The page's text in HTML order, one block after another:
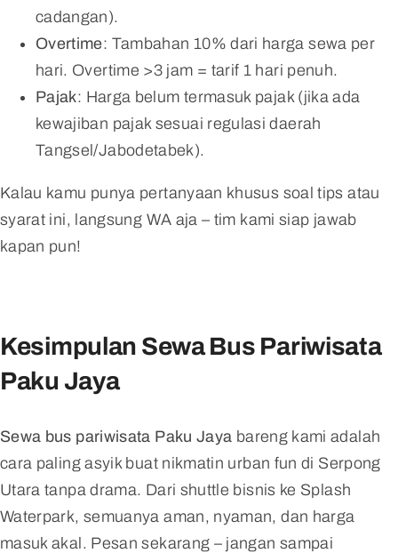
cadangan).
Overtime: Tambahan 10% dari harga sewa per
hari. Overtime >3 jam = tarif 1 hari penuh.
Pajak: Harga belum termasuk pajak (jika ada
kewajiban pajak sesuai regulasi daerah
Tangsel/Jabodetabek).
Kalau kamu punya pertanyaan khusus soal tips atau
syarat ini, langsung WA aja – tim kami siap jawab
kapan pun!
Kesimpulan Sewa Bus Pariwisata
Paku Jaya
Sewa bus pariwisata Paku Jaya bareng kami adalah
cara paling asyik buat nikmatin urban fun di Serpong
Utara tanpa drama. Dari shuttle bisnis ke Splash
Waterpark, semuanya aman, nyaman, dan harga
masuk akal. Pesan sekarang – jangan sampai